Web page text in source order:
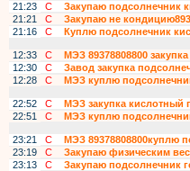
21:23
С
Закупаю подсолнечник
21:21
С
Закупаю не
21:16
С
Куплю подсолнечник
12:33
С
МЭЗ 89378808800
12:30
С
Завод закупка
12:28
С
МЭЗ куплю
22:52
С
МЭЗ закупка кислотный
22:51
С
МЭЗ куплю
23:21
С
МЭЗ 89378808800куплю
23:19
С
Закупаю физическим
23:13
С
Закупаю подсолнечник